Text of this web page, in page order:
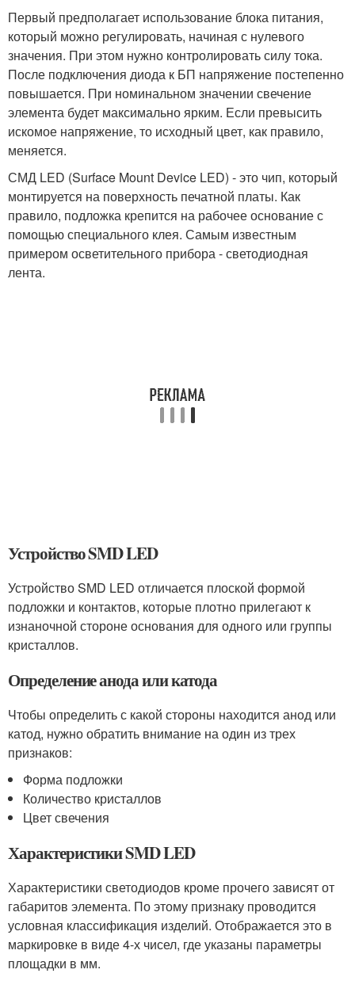
Первый предполагает использование блока питания,
который можно регулировать, начиная с нулевого
значения. При этом нужно контролировать силу тока.
После подключения диода к БП напряжение постепенно
повышается. При номинальном значении свечение
элемента будет максимально ярким. Если превысить
искомое напряжение, то исходный цвет, как правило,
меняется.
СМД LED (Surface Mount Device LED) - это чип, который
монтируется на поверхность печатной платы. Как
правило, подложка крепится на рабочее основание с
помощью специального клея. Самым известным
примером осветительного прибора - светодиодная
лента.
Устройство SMD LED
Устройство SMD LED отличается плоской формой
подложки и контактов, которые плотно прилегают к
изнаночной стороне основания для одного или группы
кристаллов.
Определение анода или катода
Чтобы определить с какой стороны находится анод или
катод, нужно обратить внимание на один из трех
признаков:
Форма подложки
Количество кристаллов
Цвет свечения
Характеристики SMD LED
Характеристики светодиодов кроме прочего зависят от
габаритов элемента. По этому признаку проводится
условная классификация изделий. Отображается это в
маркировке в виде 4-х чисел, где указаны параметры
площадки в мм.